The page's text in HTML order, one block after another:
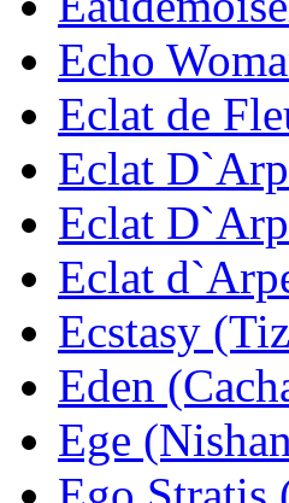
Echo
Eclat de
Eclat
Eclat
Eclat
Ecstasy
Eden
Ege